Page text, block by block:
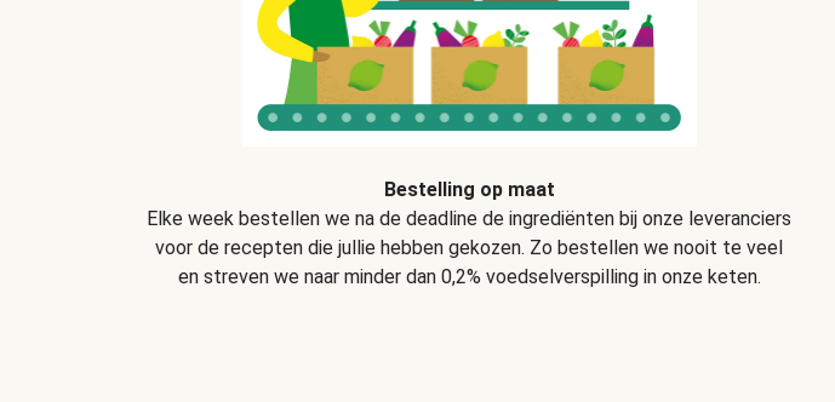
Bestelling op maat
Elke week bestellen we na de deadline de ingrediënten bij onze leveranciers
voor de recepten die jullie hebben gekozen. Zo bestellen we nooit te veel
en streven we naar minder dan 0,2% voedselverspilling in onze keten.